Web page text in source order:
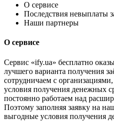
О сервисе
Последствия невыплаты
Наши партнеры
О сервисе
Сервис «ify.ua» бесплатно
лучшего варианта получения
сотрудничаем с
условия получения денежных
постоянно работаем над
Поэтому заполняя заявку на
выгодные условия получения